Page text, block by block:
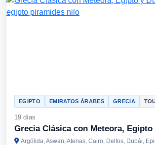
EGIPTO EMIRATOS ÁRABES GRECIA
19 días
Grecia Clásica con Meteora, Egipto
Argólida, Aswan, Atenas, Cairo, Delfos, Dubái,